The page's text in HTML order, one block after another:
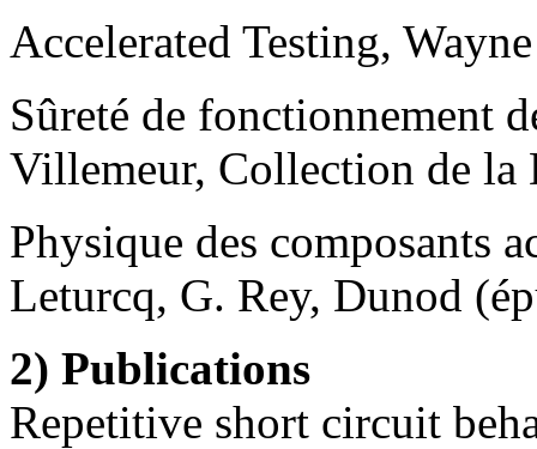
Accelerated Testing,
Sûreté de fonctionnement
Villemeur, Collection de la
Physique des composants
Leturcq, G. Rey, Dunod
2) Publications
Repetitive short circuit